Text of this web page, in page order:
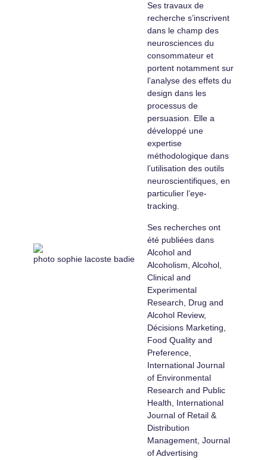
Ses travaux de
recherche s’inscrivent
dans le champ des
neurosciences du
consommateur et
portent notamment sur
l’analyse des effets du
design dans les
processus de
persuasion. Elle a
développé une
expertise
méthodologique dans
l’utilisation des outils
neuroscientifiques, en
particulier l’eye-
tracking.
Ses recherches ont
été publiées dans
Alcohol and
Alcoholism, Alcohol,
Clinical and
Experimental
Research, Drug and
Alcohol Review,
Décisions Marketing,
Food Quality and
Preference,
International Journal
of Environmental
Research and Public
Health, International
Journal of Retail &
Distribution
Management, Journal
of Advertising